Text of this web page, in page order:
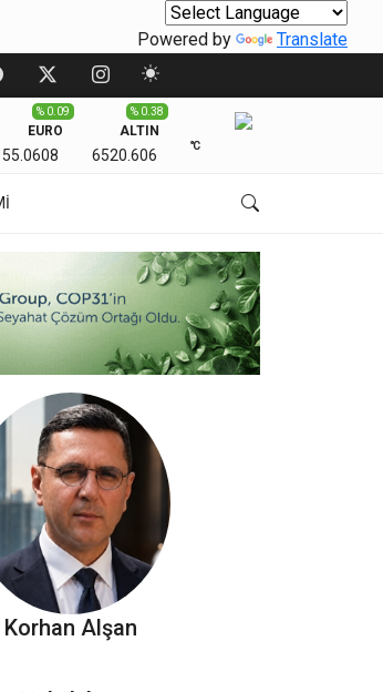
Powered by Translate
EURO
55.0608
% 0.09
ALTIN
6520.606
% 0.38
℃
Korhan Alşan